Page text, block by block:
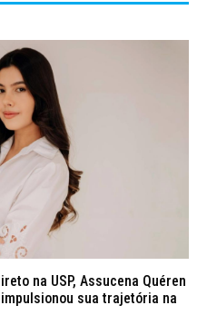
na USP, Assucena Quéren
sua trajetória na